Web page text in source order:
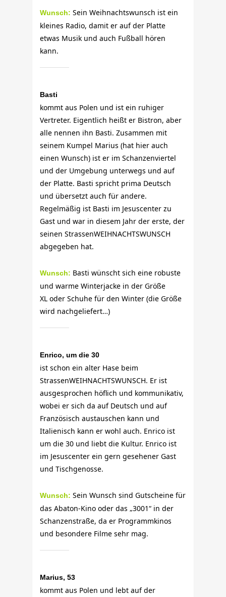
Wunsch: Sein Weihnachtswunsch ist ein
kleines Radio, damit er auf der Platte
etwas Musik und auch Fußball hören
kann.
Basti
kommt aus Polen und ist ein ruhiger
Vertreter. Eigentlich heißt er Bistron, aber
alle nennen ihn Basti. Zusammen mit
seinem Kumpel Marius (hat hier auch
einen Wunsch) ist er im Schanzenviertel
und der Umgebung unterwegs und auf
der Platte. Basti spricht prima Deutsch
und übersetzt auch für andere.
Regelmäßig ist Basti im Jesuscenter zu
Gast und war in diesem Jahr der erste, der
seinen StrassenWEIHNACHTSWUNSCH
abgegeben hat.
Wunsch: Basti wünscht sich eine robuste
und warme Winterjacke in der Größe
XL oder Schuhe für den Winter (die Größe
wird nachgeliefert…)
Enrico, um die 30
ist schon ein alter Hase beim
StrassenWEIHNACHTSWUNSCH. Er ist
ausgesprochen höflich und kommunikativ,
wobei er sich da auf Deutsch und auf
Französisch austauschen kann und
Italienisch kann er wohl auch. Enrico ist
um die 30 und liebt die Kultur. Enrico ist
im Jesuscenter ein gern gesehener Gast
und Tischgenosse.
Wunsch: Sein Wunsch sind Gutscheine für
das Abaton-Kino oder das „3001“ in der
Schanzenstraße, da er Programmkinos
und besondere Filme sehr mag.
Marius, 53
kommt aus Polen und lebt auf der